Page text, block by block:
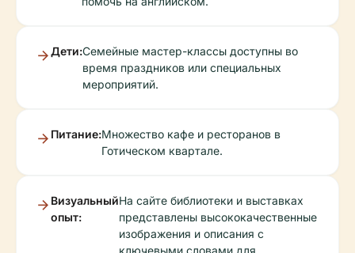
Дети:Семейные мастер-классы доступны во
время праздников или специальных
мероприятий.
Питание:Множество кафе и ресторанов в
Готическом квартале.
Визуальный
опыт:
На сайте библиотеки и выставках
представлены высококачественные
изображения и описания с
ключевыми словами для